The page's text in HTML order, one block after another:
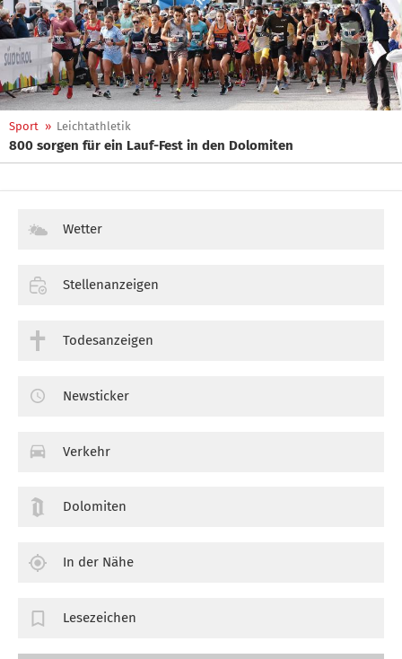
Sport » Leichtathletik
800 sorgen für ein Lauf-Fest in den Dolomiten
Wetter
Stellenanzeigen
Todesanzeigen
Newsticker
Verkehr
Dolomiten
In der Nähe
Lesezeichen